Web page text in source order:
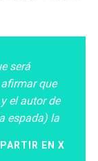
será
que
el autor de
espada) la
EN X